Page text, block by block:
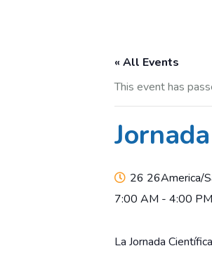
« All Events
This event has
26 26America/
7:00 AM - 4:00 PM
La Jornada